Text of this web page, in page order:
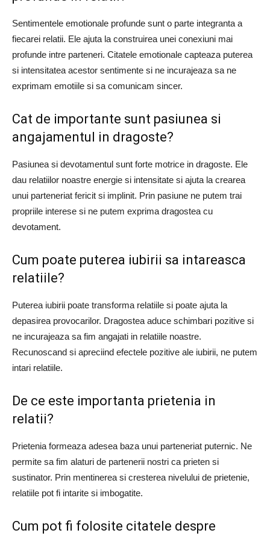
Sentimentele emotionale profunde sunt o parte integranta a
fiecarei relatii. Ele ajuta la construirea unei conexiuni mai
profunde intre parteneri. Citatele emotionale capteaza puterea
si intensitatea acestor sentimente si ne incurajeaza sa ne
exprimam emotiile si sa comunicam sincer.
Cat de importante sunt pasiunea si
angajamentul in dragoste?
Pasiunea si devotamentul sunt forte motrice in dragoste. Ele
dau relatiilor noastre energie si intensitate si ajuta la crearea
unui parteneriat fericit si implinit. Prin pasiune ne putem trai
propriile interese si ne putem exprima dragostea cu
devotament.
Cum poate puterea iubirii sa intareasca
relatiile?
Puterea iubirii poate transforma relatiile si poate ajuta la
depasirea provocarilor. Dragostea aduce schimbari pozitive si
ne incurajeaza sa fim angajati in relatiile noastre.
Recunoscand si apreciind efectele pozitive ale iubirii, ne putem
intari relatiile.
De ce este importanta prietenia in
relatii?
Prietenia formeaza adesea baza unui parteneriat puternic. Ne
permite sa fim alaturi de partenerii nostri ca prieten si
sustinator. Prin mentinerea si cresterea nivelului de prietenie,
relatiile pot fi intarite si imbogatite.
Cum pot fi folosite citatele despre